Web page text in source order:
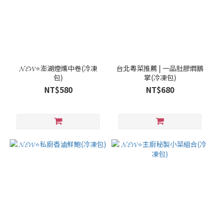
𝓝𝓔𝓦⭐澎湖煙燻中卷(冷凍
包)
NT$580
台北粵菜推薦 | 一品肚膠燜鵝
掌(冷凍包)
NT$680